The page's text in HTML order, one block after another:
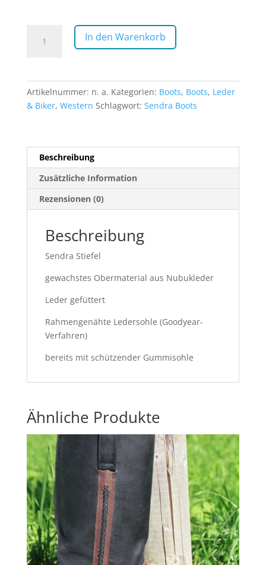
Westernstiefel
In den Warenkorb
Artikelnummer: n. a. Kategorien: Boots, Boots, Leder
& Biker, Western Schlagwort: Sendra Boots
Beschreibung
Zusätzliche Information
Rezensionen (0)
Beschreibung
Sendra Stiefel
gewachstes Obermaterial aus Nubukleder
Leder gefüttert
Rahmengenähte Ledersohle (Goodyear-
Verfahren)
bereits mit schützender Gummisohle
Ähnliche Produkte